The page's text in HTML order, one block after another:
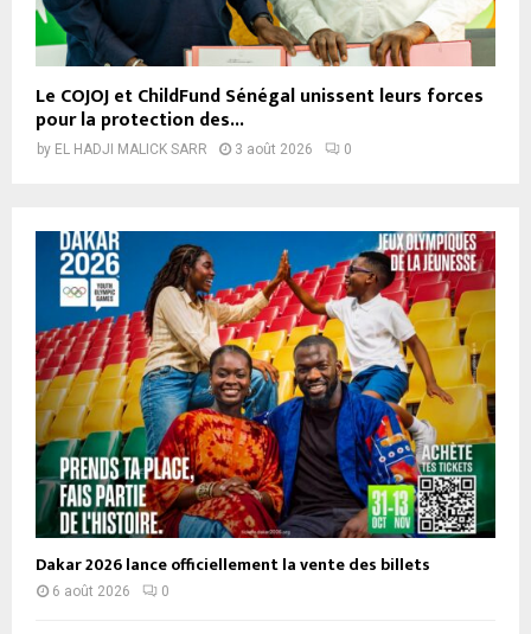
Le COJOJ et ChildFund Sénégal unissent leurs forces
pour la protection des...
by EL HADJI MALICK SARR 3 août 2026 0
Dakar 2026 lance officiellement la vente des billets
6 août 2026 0